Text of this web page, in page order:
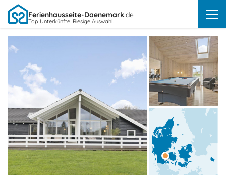
Ferienhausseite-Daenemark.de
Top Unterkünfte. Riesige Auswahl.